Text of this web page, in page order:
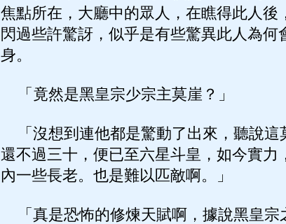
焦點所在，大廳中的眾人，在瞧得此人後
閃過些許驚訝，似乎是有些驚異此人為何
身。
「竟然是黑皇宗少宗主莫崖？」
「沒想到連他都是驚動了出來，聽說這
還不過三十，便已至六星斗皇，如今實力
內一些長老。也是難以匹敵啊。」
「真是恐怖的修煉天賦啊，據說黑皇宗